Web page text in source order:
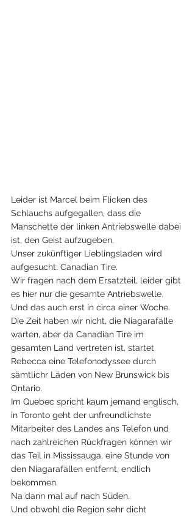
Leider ist Marcel beim Flicken des
Schlauchs aufgegallen, dass die
Manschette der linken Antriebswelle dabei
ist, den Geist aufzugeben.
Unser zukünftiger Lieblingsladen wird
aufgesucht: Canadian Tire.
Wir fragen nach dem Ersatzteil, leider gibt
es hier nur die gesamte Antriebswelle.
Und das auch erst in circa einer Woche.
Die Zeit haben wir nicht, die Niagarafälle
warten, aber da Canadian Tire im
gesamten Land vertreten ist, startet
Rebecca eine Telefonodyssee durch
sämtlichr Läden von New Brunswick bis
Ontario.
Im Quebec spricht kaum jemand englisch,
in Toronto geht der unfreundlichste
Mitarbeiter des Landes ans Telefon und
nach zahlreichen Rückfragen können wir
das Teil in Mississauga, eine Stunde von
den Niagarafällen entfernt, endlich
bekommen.
Na dann mal auf nach Süden.
Und obwohl die Region sehr dicht